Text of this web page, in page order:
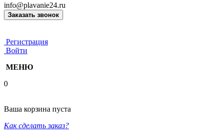
info@plavanie24.ru
Заказать звонок
Регистрация
Войти
МЕНЮ
0
Ваша корзина пуста
Как сделать заказ?